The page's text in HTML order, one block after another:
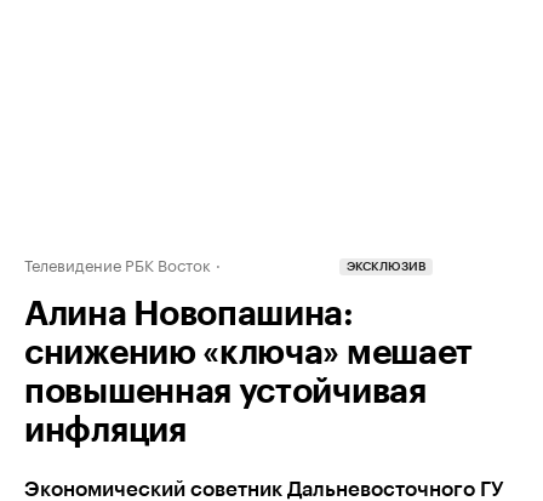
Телевидение РБК Восток ЭКСКЛЮЗИВ
Алина Новопашина:
снижению «ключа» мешает
повышенная устойчивая
инфляция
Экономический советник Дальневосточного ГУ